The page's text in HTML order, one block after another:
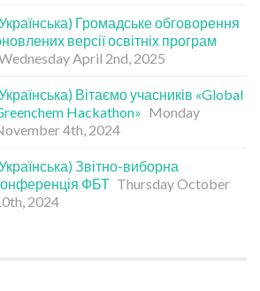
Громадське обговорення
версії освітніх програм
April 2nd, 2025
Вітаємо учасників «Global
Hackathon» Monday
4th, 2024
Звітно-виборна
ФБТ Thursday October
2024